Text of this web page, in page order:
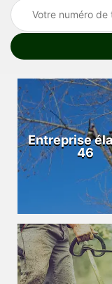
Entreprise
46